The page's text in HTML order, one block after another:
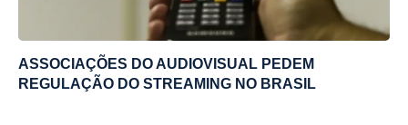
ASSOCIAÇÕES DO AUDIOVISUAL PEDEM
REGULAÇÃO DO STREAMING NO BRASIL